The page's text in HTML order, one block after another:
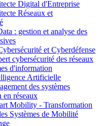
Digital d'Entreprise
Réseaux et
: gestion et analyse des
et Cyberdéfense
cybersécurité des réseaux
d'information
Artificielle
des systèmes
réseaux
Mobility - Transformation
Systèmes de Mobilité